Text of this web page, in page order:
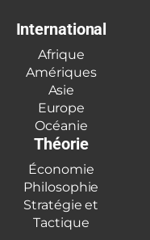
International
Afrique
Amériques
Asie
Europe
Océanie
Théorie
Économie
Philosophie
Stratégie et
Tactique